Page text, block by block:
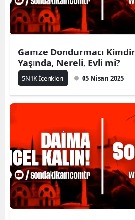
Gamze Dondurmacı
Yaşında, Nereli, Evli mi?
5N1K İçerikleri 05 Nisan 2025